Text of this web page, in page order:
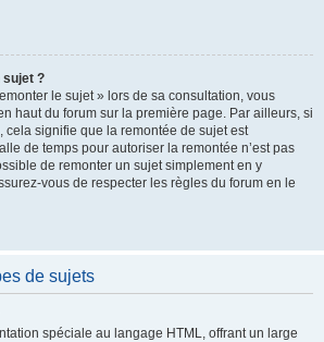
sujet ?
le sujet » lors de sa consultation, vous
haut du forum sur la première page. Par ailleurs, si
cela signifie que la remontée de sujet est
de temps pour autoriser la remontée n’est pas
de remonter un sujet simplement en y
vous de respecter les règles du forum en le
de sujets
spéciale au langage HTML, offrant un large